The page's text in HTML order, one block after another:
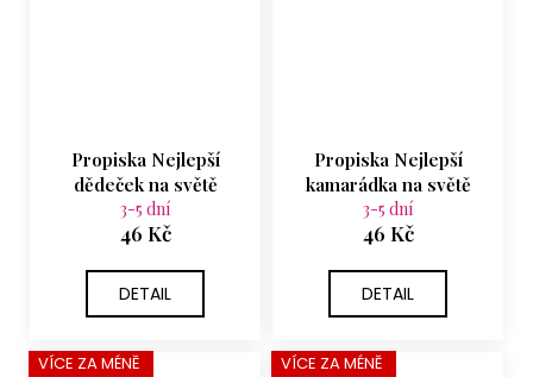
Propiska Nejlepší
dědeček na světě
3-5 dní
46 Kč
DETAIL
Propiska Nejlepší
kamarádka na světě
3-5 dní
46 Kč
DETAIL
VÍCE ZA MÉNĚ VÍCE ZA MÉNĚ